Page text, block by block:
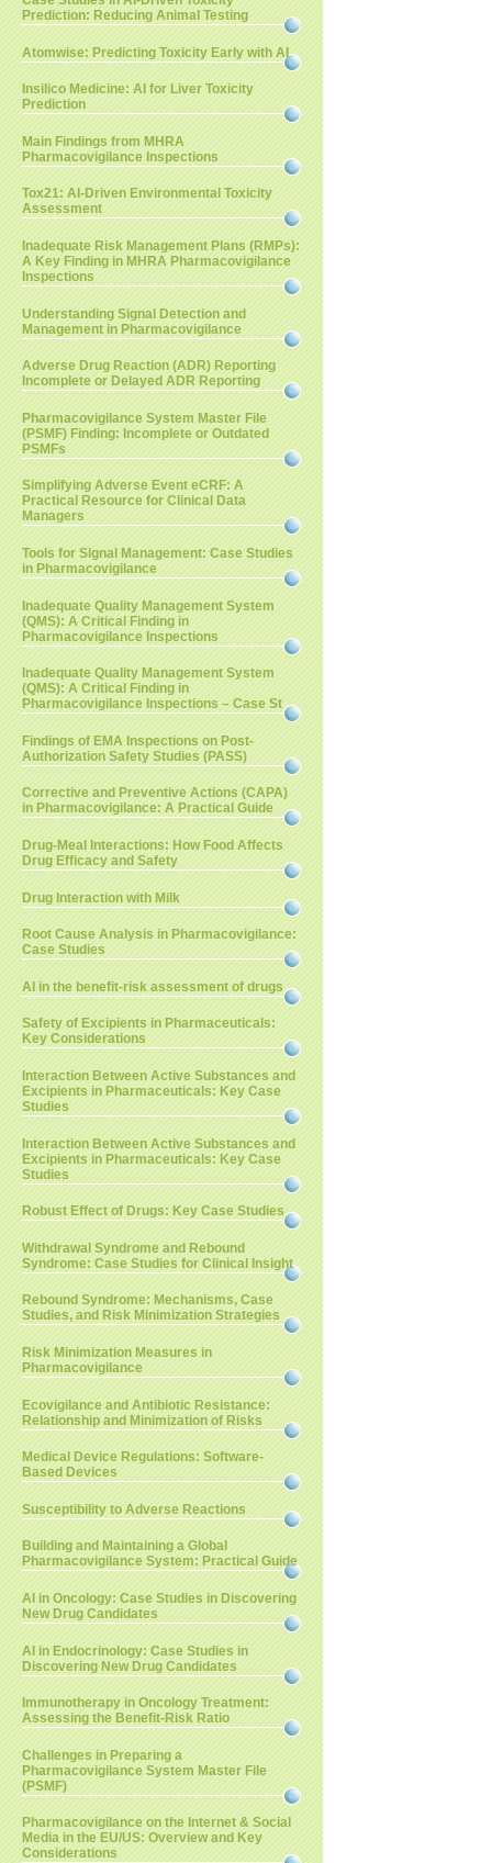
Prediction: Reducing Animal Testing
Atomwise: Predicting Toxicity Early with AI
Insilico Medicine: AI for Liver Toxicity
Prediction
Main Findings from MHRA
Pharmacovigilance Inspections
Tox21: AI-Driven Environmental Toxicity
Assessment
Inadequate Risk Management Plans (RMPs):
A Key Finding in MHRA Pharmacovigilance
Inspections
Understanding Signal Detection and
Management in Pharmacovigilance
Adverse Drug Reaction (ADR) Reporting
Incomplete or Delayed ADR Reporting
Pharmacovigilance System Master File
(PSMF) Finding: Incomplete or Outdated
PSMFs
Simplifying Adverse Event eCRF: A
Practical Resource for Clinical Data
Managers
Tools for Signal Management: Case Studies
in Pharmacovigilance
Inadequate Quality Management System
(QMS): A Critical Finding in
Pharmacovigilance Inspections
Inadequate Quality Management System
(QMS): A Critical Finding in
Pharmacovigilance Inspections – Case St
Findings of EMA Inspections on Post-
Authorization Safety Studies (PASS)
Corrective and Preventive Actions (CAPA)
in Pharmacovigilance: A Practical Guide
Drug-Meal Interactions: How Food Affects
Drug Efficacy and Safety
Drug Interaction with Milk
Root Cause Analysis in Pharmacovigilance:
Case Studies
AI in the benefit-risk assessment of drugs
Safety of Excipients in Pharmaceuticals:
Key Considerations
Interaction Between Active Substances and
Excipients in Pharmaceuticals: Key Case
Studies
Interaction Between Active Substances and
Excipients in Pharmaceuticals: Key Case
Studies
Robust Effect of Drugs: Key Case Studies
Withdrawal Syndrome and Rebound
Syndrome: Case Studies for Clinical Insight
Rebound Syndrome: Mechanisms, Case
Studies, and Risk Minimization Strategies
Risk Minimization Measures in
Pharmacovigilance
Ecovigilance and Antibiotic Resistance:
Relationship and Minimization of Risks
Medical Device Regulations: Software-
Based Devices
Susceptibility to Adverse Reactions
Building and Maintaining a Global
Pharmacovigilance System: Practical Guide
AI in Oncology: Case Studies in Discovering
New Drug Candidates
AI in Endocrinology: Case Studies in
Discovering New Drug Candidates
Immunotherapy in Oncology Treatment:
Assessing the Benefit-Risk Ratio
Challenges in Preparing a
Pharmacovigilance System Master File
(PSMF)
Pharmacovigilance on the Internet & Social
Media in the EU/US: Overview and Key
Considerations